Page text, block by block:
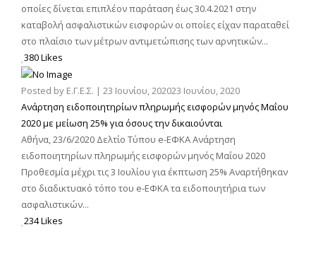
οποίες δίνεται επιπλέον παράταση έως 30.4.2021 στην
καταβολή ασφαλιστικών εισφορών οι οποίες είχαν παραταθεί
στο πλαίσιο των μέτρων αντιμετώπισης των αρνητικών...
380 Likes
Posted by Ε.Γ.Ε.Σ. | 23 Ιουνίου, 202023 Ιουνίου, 2020
Ανάρτηση ειδοποιητηρίων πληρωμής εισφορών μηνός Μαΐου
2020 με μείωση 25% για όσους την δικαιούνται
Αθήνα, 23/6/2020 Δελτίο Τύπου e-ΕΦΚΑ Ανάρτηση
ειδοποιητηρίων πληρωμής εισφορών μηνός Μαΐου 2020
Προθεσμία μέχρι τις 3 Ιουλίου για έκπτωση 25% Αναρτήθηκαν
στο διαδικτυακό τόπο του e-ΕΦΚΑ τα ειδοποιητήρια των
ασφαλιστικών...
234 Likes